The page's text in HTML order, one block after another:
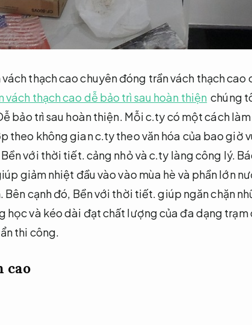
thạch cao chuyên đóng trần vách thạch cao
vách thạch cao dễ bảo trì sau hoàn thiện chúng
bảo trì sau hoàn thiện. Mỗi c.ty có một cách
theo không gian c.ty theo văn hóa của bao giờ
Bền với thời tiết.cảng nhỏ và c.ty làng công lý.
giảm nhiệt đầu vào vào mùa hè và phần lớn
Bên cạnh đó, Bền với thời tiết.giúp ngăn chặn
học và kéo dài đạt chất lượng của đa dạng trạm
thi công.
cao